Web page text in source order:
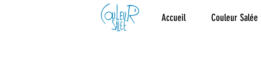
Accueil Couleur Salée